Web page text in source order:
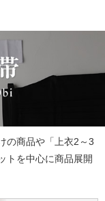
の商品や「上衣2～3
トを中心に商品展開